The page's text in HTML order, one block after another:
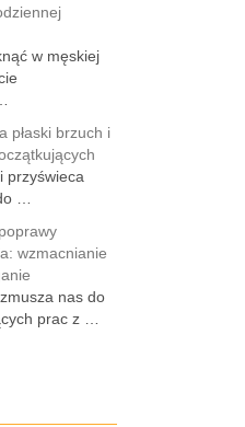
w męskiej
płaski brzuch i
przyświeca
…
wzmacnianie
nas do
prac z …